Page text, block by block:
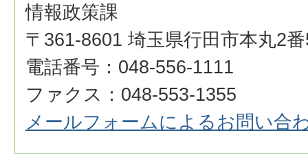
情報政策課
〒361-8601 埼玉県行田市本丸2
電話番号：048-556-1111
ファクス：048-553-1355​​​​​​​​​​​​​​
メールフォームによるお問い合